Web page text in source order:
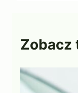
Zobacz